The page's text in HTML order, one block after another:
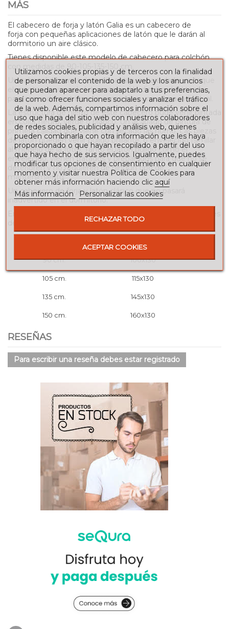
MÁS
El cabecero de forja y latón Galia es un cabecero de
forja con pequeñas aplicaciones de latón que le darán al
dormitorio un aire clásico.
Tienes disponible este modelo de cabecero para colchón
con medidas de 90-105-135-150 cm.
Un cabezal de cama de estilo antiguo, para darle un toque
elegante y personal al dormitorio. Un diseño ideal tanto
para cama de matrimonio como para una cama individual.
La estructura de hierro de este cabecero pude venir pintada
en color negro, verde o blanco. Un acabado de pintura de
primera calidad que viene con secado las horno. Las piezas
de latón pueden venir pulido brillante, o envejecido (similar
al modelo de la foto). Tanto el latón pulido como el
envejecido, vienen tratados y preparados para que no se
deterioren y no requieren de ningún tipo de
mantenimiento.
Un cabecero de forja y latón clásico que no pasará
inadvertido en el dormitorio.
del producto en función del tamaño del colchón:
90 cm. 100x130
105 cm. 115x130
135 cm. 145x130
150 cm. 160x130
RESEÑAS
Para escribir una reseña debes estar registrado
Utilizamos cookies propias y de terceros con la finalidad
de personalizar el contenido de la web y los anuncios
que puedan aparecer para adaptarlo a tus preferencias,
así como ofrecer funciones sociales y analizar el tráfico
de la web. Además, compartimos información sobre el
uso que haga del sitio web con nuestros colaboradores
de redes sociales, publicidad y análisis web, quienes
pueden combinarla con otra información que les haya
proporcionado o que hayan recopilado a partir del uso
que haya hecho de sus servicios. Igualmente, puedes
modificar tus opciones de consentimiento en cualquier
momento y visitar nuestra Política de Cookies para
obtener más información haciendo clic aquí
Más información
Personalizar las cookies
RECHAZAR TODO
ACEPTAR COOKIES